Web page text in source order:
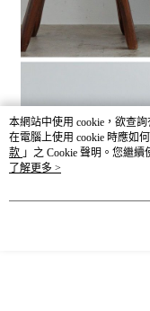
本網站中使用 cookie，欲查
在電腦上使用 cookie 時應如
款 」之 Cookie 聲明。您繼
之 Cookie 聲明使用 cookie。
了解更多 >